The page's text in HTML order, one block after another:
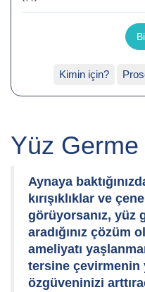
Kimin için?
Yüz Germe
Aynaya
kırışıklıklar ve
görüyorsanız, yüz
aradığınız çözüm
ameliyatı
tersine çevirmenin
özgüveninizi